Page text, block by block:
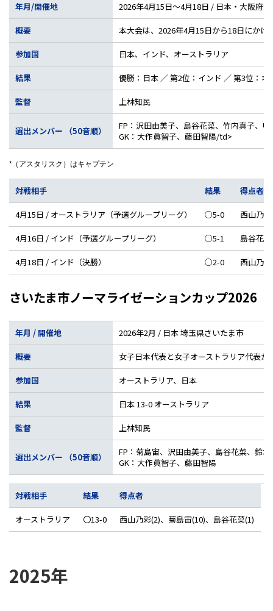
年月/開催地 2026年4月15日～4月18日 / 日本・大阪府
概要 本大会は、2026年4月15日から18日にか
参加国 日本、インド、オーストラリア
結果 優勝：日本 ／ 第2位：インド ／ 第3位：オ
監督 上林知民
選出メンバー （50音順）
FP：沢田由美子、島谷花菜、竹内真子、
GK：大作眞智子​、藤田智陽/td>
*（アスタリスク）はキャプテン
対戦相手 結果 得点者
4月15日 / オーストラリア（予選グループリーグ） ○5-0 西山乃
4月16日 / インド（予選グループリーグ） ○5-1 島谷花
4月18日 / インド（決勝） ○2-0 西山乃
さいたま市ノーマライゼーションカップ2026
年月 / 開催地 2026年2月 / 日本 埼玉県さいたま市
概要 女子日本代表と女子オーストラリア代表
参加国 オーストラリア、日本
結果 日本 13-0 オーストラリア
監督 上林知民
選出メンバー （50音順）
FP：菊島宙、沢田由美子、島谷花菜、鈴
GK：大作眞智子、藤田智陽
対戦相手 結果 得点者
オーストラリア 〇13-0 西山乃彩(2)、菊島宙(10)、島谷花菜(1)
2025年